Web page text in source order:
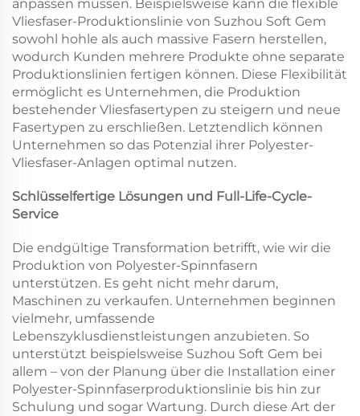
anpassen müssen. Beispielsweise kann die flexible
Vliesfaser-Produktionslinie von Suzhou Soft Gem
sowohl hohle als auch massive Fasern herstellen,
wodurch Kunden mehrere Produkte ohne separate
Produktionslinien fertigen können. Diese Flexibilität
ermöglicht es Unternehmen, die Produktion
bestehender Vliesfasertypen zu steigern und neue
Fasertypen zu erschließen. Letztendlich können
Unternehmen so das Potenzial ihrer Polyester-
Vliesfaser-Anlagen optimal nutzen.
Schlüsselfertige Lösungen und Full-Life-Cycle-
Service
Die endgültige Transformation betrifft, wie wir die
Produktion von Polyester-Spinnfasern
unterstützen. Es geht nicht mehr darum,
Maschinen zu verkaufen. Unternehmen beginnen
vielmehr, umfassende
Lebenszyklusdienstleistungen anzubieten. So
unterstützt beispielsweise Suzhou Soft Gem bei
allem – von der Planung über die Installation einer
Polyester-Spinnfaserproduktionslinie bis hin zur
Schulung und sogar Wartung. Durch diese Art der